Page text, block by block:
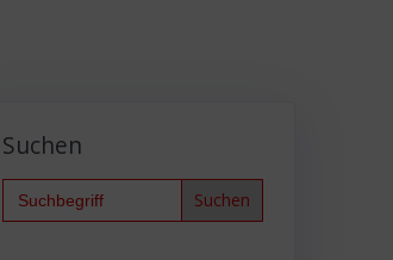
Suchen
Search
for: